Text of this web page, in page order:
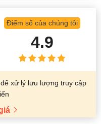
Điểm số của chúng tôi
4.9
xử lý lưu lượng truy cập